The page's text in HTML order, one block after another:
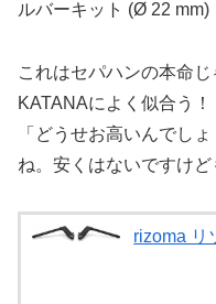
これはセパハンの本命
KATANAによく似合う！
「どうせお高いんでし
ね。安くはないですけど
rizoma リ